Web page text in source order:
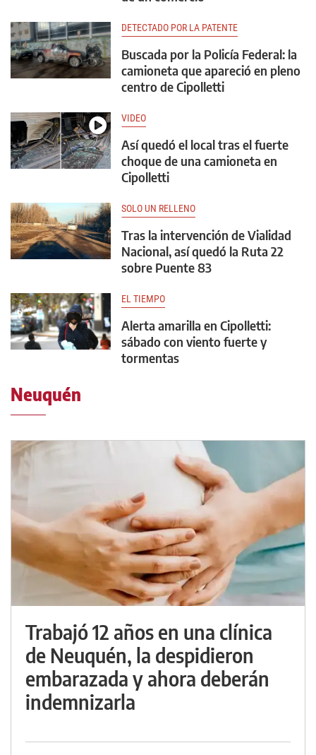
DETECTADO POR LA PATENTE
Buscada por la Policía Federal: la
camioneta que apareció en pleno
centro de Cipolletti
VIDEO
Así quedó el local tras el fuerte
choque de una camioneta en
Cipolletti
SOLO UN RELLENO
Tras la intervención de Vialidad
Nacional, así quedó la Ruta 22
sobre Puente 83
EL TIEMPO
Alerta amarilla en Cipolletti:
sábado con viento fuerte y
tormentas
Neuquén
Trabajó 12 años en una clínica
de Neuquén, la despidieron
embarazada y ahora deberán
indemnizarla